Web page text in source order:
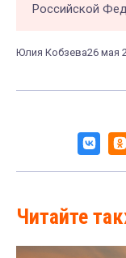
Российской
Юлия Кобзева26 мая
Читайте